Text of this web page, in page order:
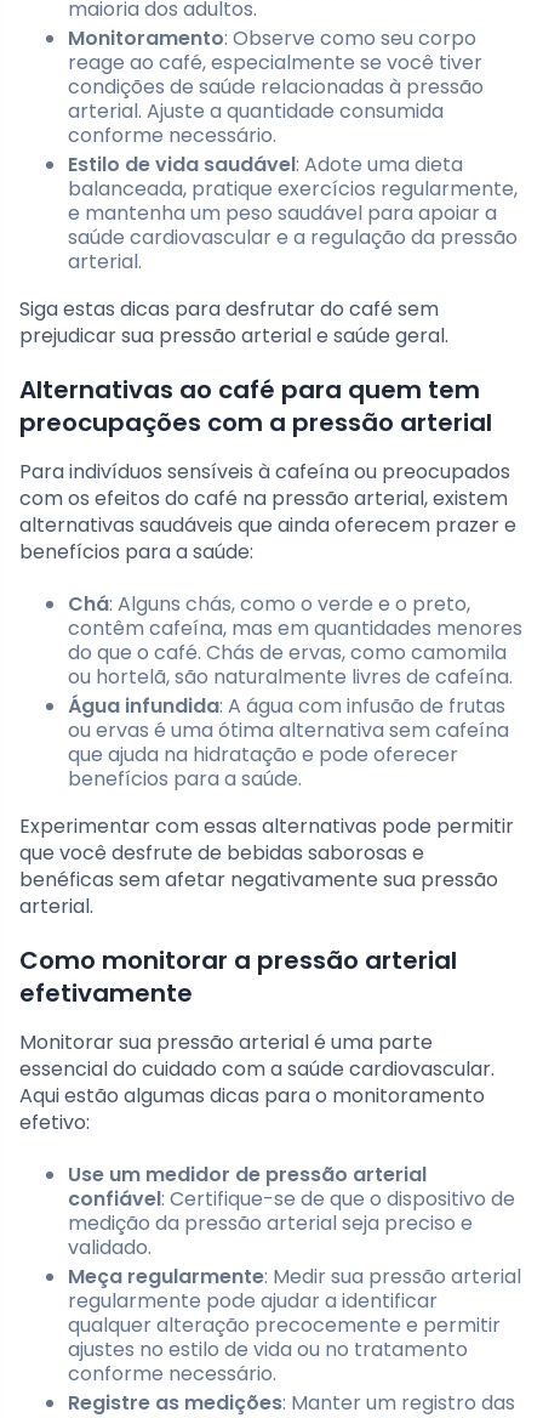
maioria dos adultos.
Monitoramento: Observe como seu corpo
reage ao café, especialmente se você tiver
condições de saúde relacionadas à pressão
arterial. Ajuste a quantidade consumida
conforme necessário.
Estilo de vida saudável: Adote uma dieta
balanceada, pratique exercícios regularmente,
e mantenha um peso saudável para apoiar a
saúde cardiovascular e a regulação da pressão
arterial.
Siga estas dicas para desfrutar do café sem
prejudicar sua pressão arterial e saúde geral.
Alternativas ao café para quem tem
preocupações com a pressão arterial
Para indivíduos sensíveis à cafeína ou preocupados
com os efeitos do café na pressão arterial, existem
alternativas saudáveis que ainda oferecem prazer e
benefícios para a saúde:
Chá: Alguns chás, como o verde e o preto,
contêm cafeína, mas em quantidades menores
do que o café. Chás de ervas, como camomila
ou hortelã, são naturalmente livres de cafeína.
Água infundida: A água com infusão de frutas
ou ervas é uma ótima alternativa sem cafeína
que ajuda na hidratação e pode oferecer
benefícios para a saúde.
Experimentar com essas alternativas pode permitir
que você desfrute de bebidas saborosas e
benéficas sem afetar negativamente sua pressão
arterial.
Como monitorar a pressão arterial
efetivamente
Monitorar sua pressão arterial é uma parte
essencial do cuidado com a saúde cardiovascular.
Aqui estão algumas dicas para o monitoramento
efetivo:
Use um medidor de pressão arterial
confiável: Certifique-se de que o dispositivo de
medição da pressão arterial seja preciso e
validado.
Meça regularmente: Medir sua pressão arterial
regularmente pode ajudar a identificar
qualquer alteração precocemente e permitir
ajustes no estilo de vida ou no tratamento
conforme necessário.
Registre as medições: Manter um registro das